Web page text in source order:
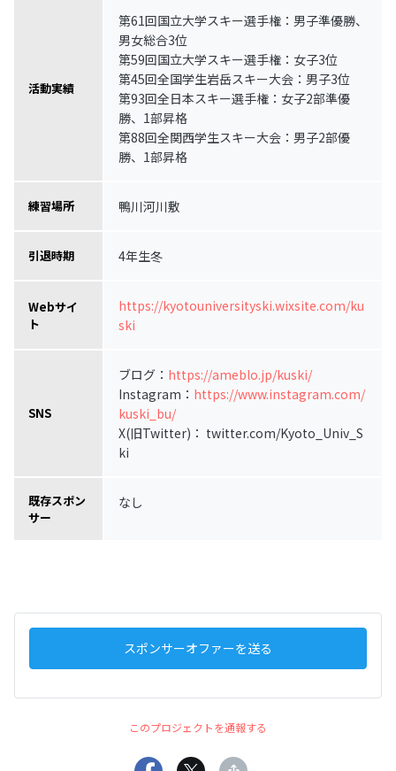
活動実績
第61回国立大学スキー選手権：男子準優勝、
男女総合3位
第59回国立大学スキー選手権：女子3位
第45回全国学生岩岳スキー大会：男子3位
第93回全日本スキー選手権：女子2部準優
勝、1部昇格
第88回全関西学生スキー大会：男子2部優
勝、1部昇格
練習場所 鴨川河川敷
引退時期 4年生冬
Webサイ
ト
https://kyotouniversityski.wixsite.com/ku
ski
SNS
ブログ： https://ameblo.jp/kuski/
Instagram： https://www.instagram.com/
kuski_bu/
X(旧Twitter)： twitter.com/Kyoto_Univ_S
ki
既存スポン
サー
なし
スポンサーオファーを送る
このプロジェクトを通報する